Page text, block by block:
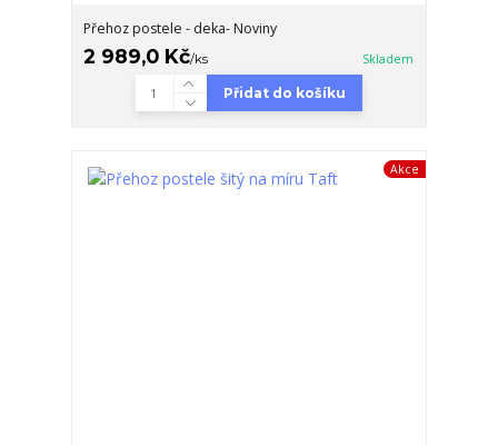
Přehoz postele - deka- Noviny
2 989,0 Kč/ks Skladem
Přidat do košíku
Akce